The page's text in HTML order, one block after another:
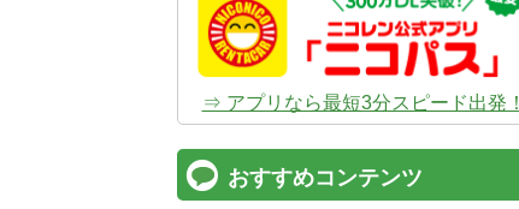
⇒ アプリなら最短3分スピード出発！
おすすめコンテンツ